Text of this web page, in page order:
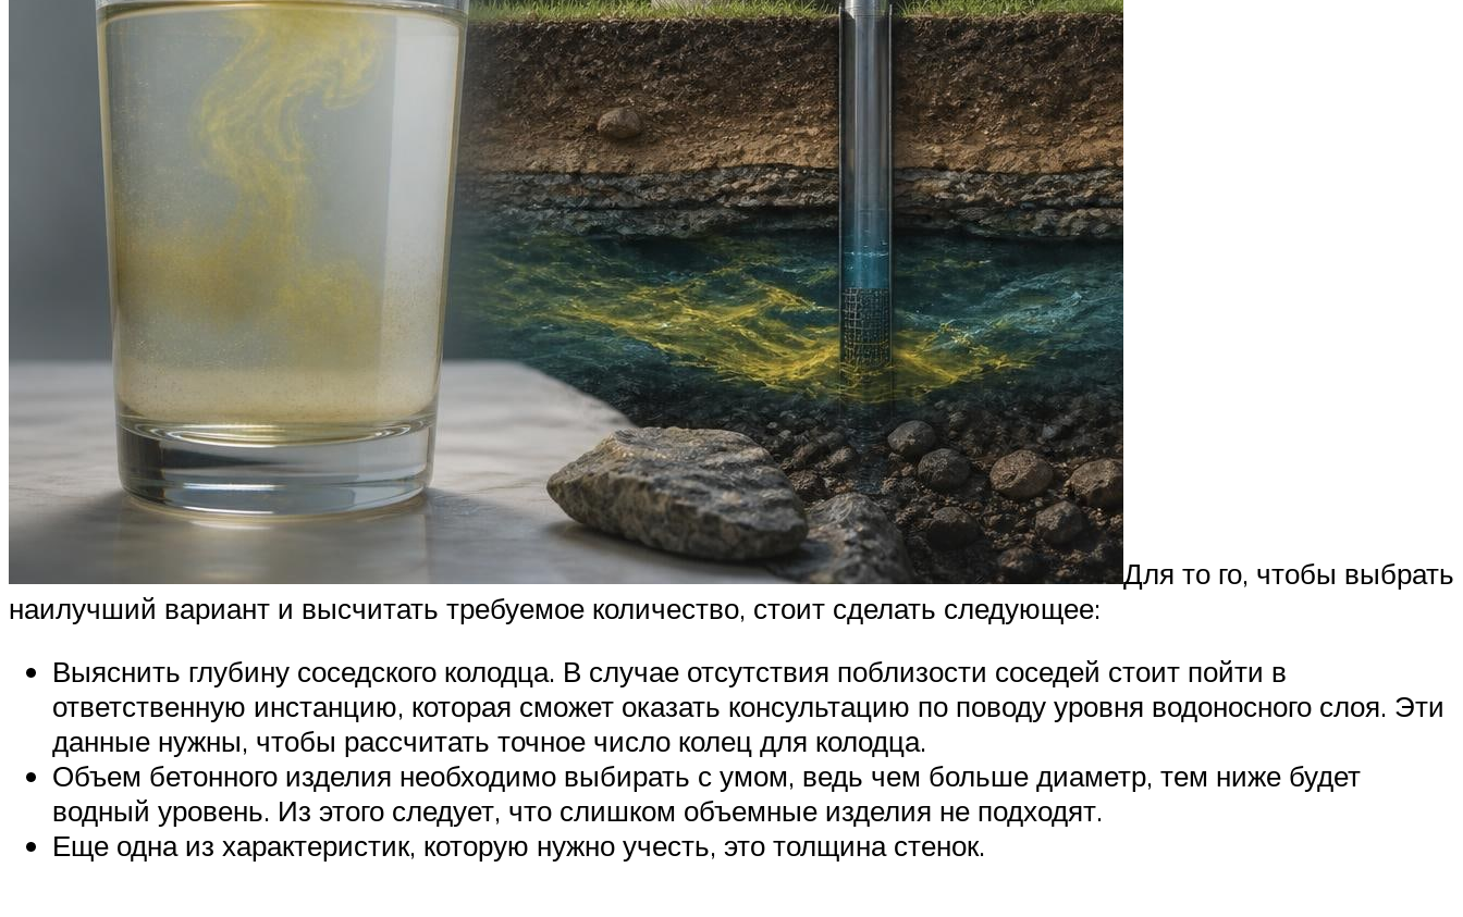
Для то го, чтобы выбрать
наилучший вариант и высчитать требуемое количество, стоит сделать следующее:
Выяснить глубину соседского колодца. В случае отсутствия поблизости соседей стоит пойти в
ответственную инстанцию, которая сможет оказать консультацию по поводу уровня водоносного слоя. Эти
данные нужны, чтобы рассчитать точное число колец для колодца.
Объем бетонного изделия необходимо выбирать с умом, ведь чем больше диаметр, тем ниже будет
водный уровень. Из этого следует, что слишком объемные изделия не подходят.
Еще одна из характеристик, которую нужно учесть, это толщина стенок.